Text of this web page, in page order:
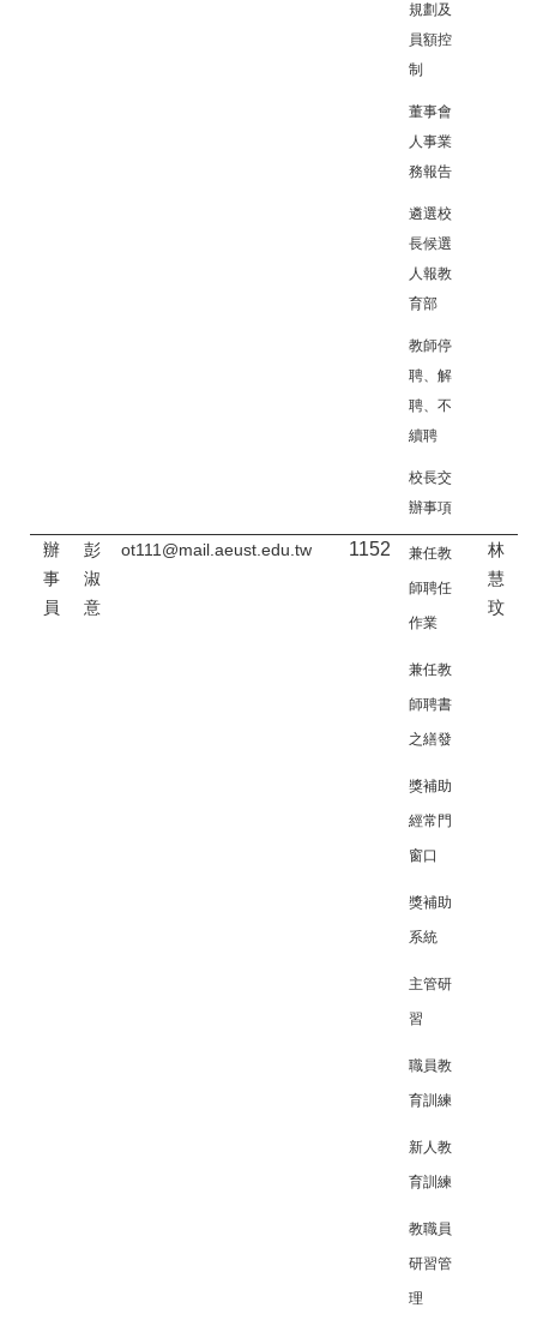
規劃及
員額控
制
董事會
人事業
務報告
遴選校
長候選
人報教
育部
教師停
聘、解
聘、不
續聘
校長交
辦事項
辦
事
員
彭
淑
意
ot111@mail.aeust.edu.tw 1152 兼任教
師聘任
作業
兼任教
師聘書
之繕發
獎補助
經常門
窗口
獎補助
系統
主管研
習
職員教
育訓練
新人教
育訓練
教職員
研習管
理
林
慧
玟